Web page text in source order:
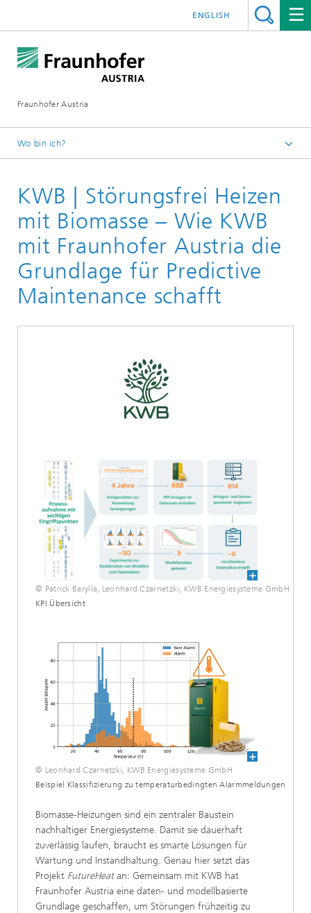
Fraunhofer Austria
ENGLISH
Wo bin ich?
Leistungen
Referenzen Arbeitsgestaltung und Digitalisierung
KWB | Störungsfrei Heizen
mit Biomasse – Wie KWB
mit Fraunhofer Austria die
Grundlage für Predictive
Maintenance schafft
© Patrick Barylla, Leonhard Czarnetzki, KWB Energiesysteme GmbH
KPI Übersicht
© Leonhard Czarnetzki, KWB Energiesysteme GmbH
Beispiel Klassifizierung zu temperaturbedingten Alarmmeldungen
Biomasse-Heizungen sind ein zentraler Baustein
nachhaltiger Energiesysteme. Damit sie dauerhaft
zuverlässig laufen, braucht es smarte Lösungen für
Wartung und Instandhaltung. Genau hier setzt das
Projekt FutureHeatan: Gemeinsam mit KWB hat
Fraunhofer Austria eine daten- und modellbasierte
Grundlage geschaffen, um Störungen frühzeitig zu